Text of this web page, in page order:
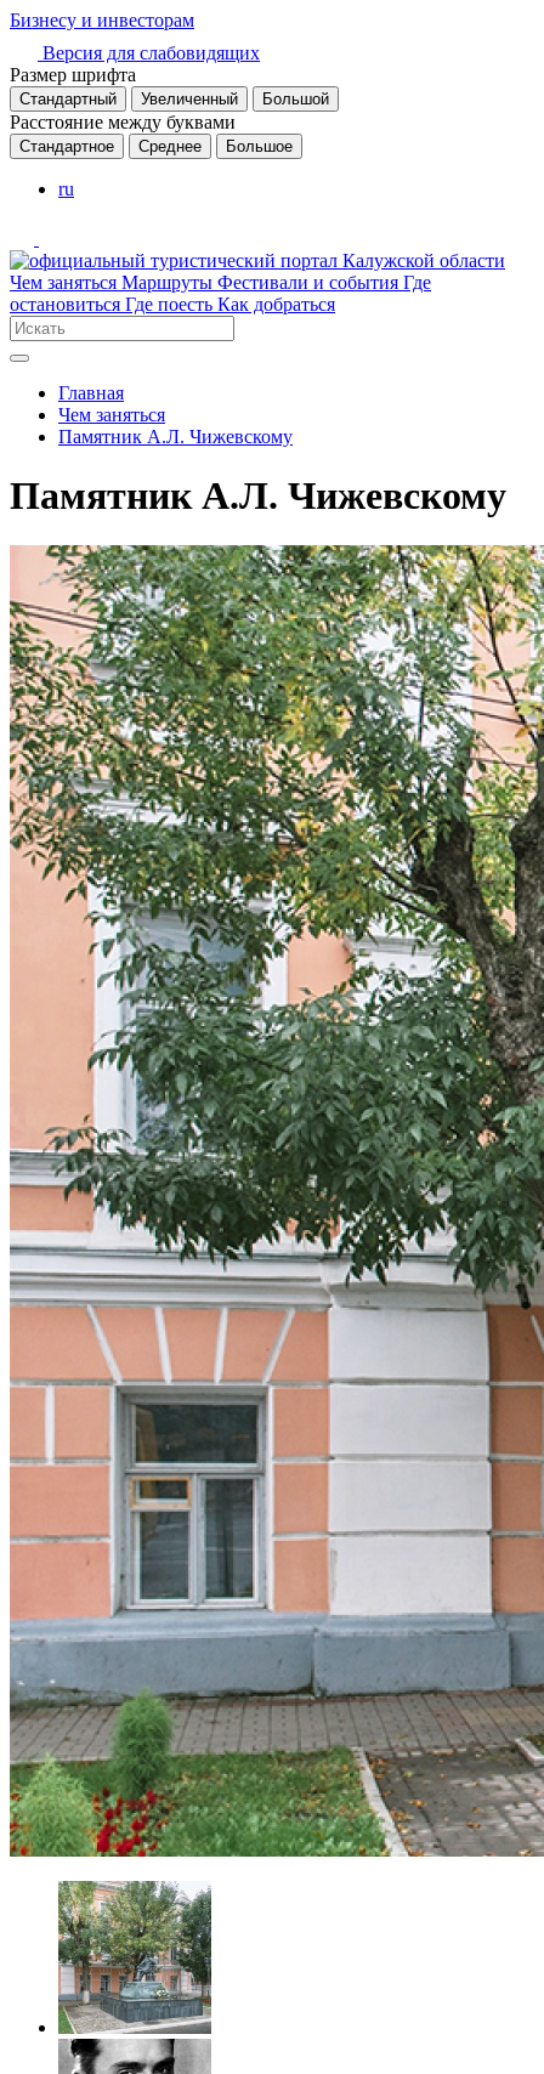
Бизнесу и инвесторам
Версия для слабовидящих
Размер шрифта
Стандартный Увеличенный Большой
Расстояние между буквами
Стандартное Среднее Большое
ru
Чем заняться Маршруты Фестивали и события Где
остановиться Где поесть Как добраться
Главная
Чем заняться
Памятник А.Л. Чижевскому
Памятник А.Л. Чижевскому